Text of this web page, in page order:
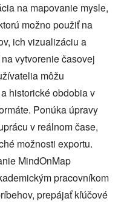
na mapovanie mysle,
možno použiť na
ich vizualizáciu a
vytvorenie časovej
môžu
historické obdobia v
Ponúka úpravy
v reálnom čase,
možnosti exportu.
MindOnMap
pracovníkom
prepájať kľúčové